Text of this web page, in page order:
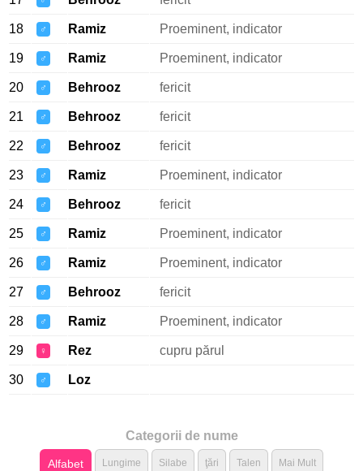
18 ♂ Ramiz Proeminent, indicator
19 ♂ Ramiz Proeminent, indicator
20 ♂ Behrooz fericit
21 ♂ Behrooz fericit
22 ♂ Behrooz fericit
23 ♂ Ramiz Proeminent, indicator
24 ♂ Behrooz fericit
25 ♂ Ramiz Proeminent, indicator
26 ♂ Ramiz Proeminent, indicator
27 ♂ Behrooz fericit
28 ♂ Ramiz Proeminent, indicator
29 ♀ Rez cupru părul
30 ♂ Loz
Categorii de nume
Alfabet Lungime Silabe ţări Talen Mai Mult